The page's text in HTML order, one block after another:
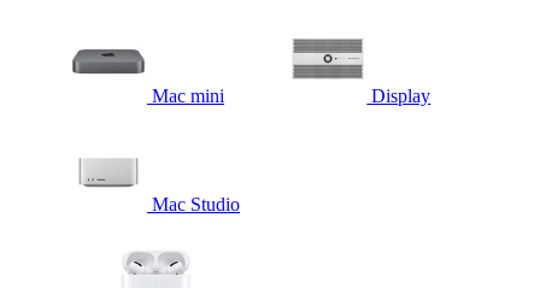
Mac mini Display
Mac Studio